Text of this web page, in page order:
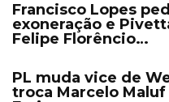
Francisco Lopes
exoneração e
Felipe Florêncio…
PL muda vice de
troca Marcelo